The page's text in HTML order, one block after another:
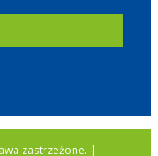
zastrzeżone. |